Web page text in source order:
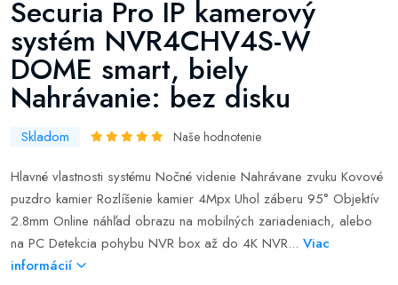
Securia Pro IP kamerový
systém NVR4CHV4S-W
DOME smart, biely
Nahrávanie: bez disku
Skladom Naše hodnotenie
Hlavné vlastnosti systému Nočné videnie Nahrávane zvuku Kovové
puzdro kamier Rozlíšenie kamier 4Mpx Uhol záberu 95° Objektív
2.8mm Online náhľad obrazu na mobilných zariadeniach, alebo
na PC Detekcia pohybu NVR box až do 4K NVR... Viac
informácií